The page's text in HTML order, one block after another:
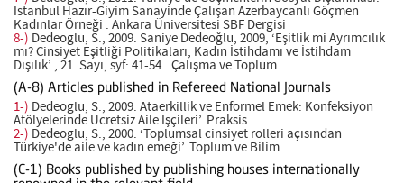
İstanbul Hazır-Giyim Sanayinde Çalışan Azerbaycanlı Göçmen
Kadınlar Örneği . Ankara Üniversitesi SBF Dergisi
8-) Dedeoglu, S., 2009. Saniye Dedeoğlu, 2009, ‘Eşitlik mi Ayrımcılık
mı? Cinsiyet Eşitliği Politikaları, Kadın İstihdamı ve İstihdam
Dışılık’ , 21. Sayı, syf: 41-54.. Çalışma ve Toplum
(A-8) Articles published in Refereed National Journals
1-) Dedeoglu, S., 2009. Ataerkillik ve Enformel Emek: Konfeksiyon
Atölyelerinde Ücretsiz Aile İşçileri’. Praksis
2-) Dedeoglu, S., 2000. ‘Toplumsal cinsiyet rolleri açısından
Türkiye'de aile ve kadın emeği’. Toplum ve Bilim
(C-1) Books published by publishing houses internationally